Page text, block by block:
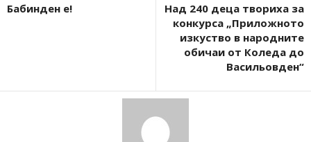
Бабинден е!
Над 240 деца твориха за
конкурса „Приложното
изкуство в народните
обичаи от Коледа до
Васильовден“